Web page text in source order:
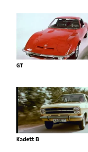
GT
Kadett B